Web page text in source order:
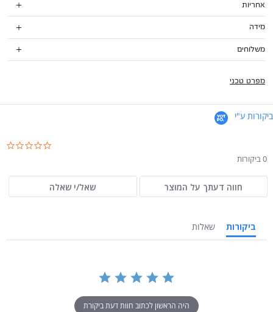
אחריות
מידה
משלוחים
מפרט טכני
ביקורות ע"י
0 ביקורות
חווה דעתך על המוצר שאל/י שאלה
ביקורות שאלות
היה הראשון לכתוב חוות דעת ביקורת